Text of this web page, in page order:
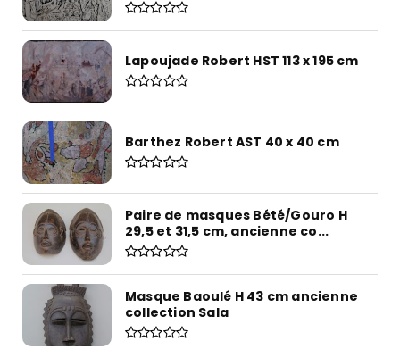
Lapoujade Robert HST 113 x 195 cm
Barthez Robert AST 40 x 40 cm
Paire de masques Bété/Gouro H
29,5 et 31,5 cm, ancienne co...
Masque Baoulé H 43 cm ancienne
collection Sala